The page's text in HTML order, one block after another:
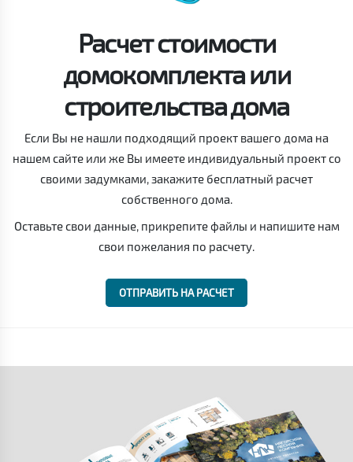
Расчет стоимости
домокомплекта или
строительства дома
Если Вы не нашли подходящий проект вашего дома на
нашем сайте или же Вы имеете индивидуальный проект со
своими задумками, закажите бесплатный расчет
собственного дома.
Оставьте свои данные, прикрепите файлы и напишите нам
свои пожелания по расчету.
ОТПРАВИТЬ НА РАСЧЕТ